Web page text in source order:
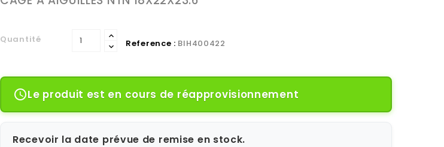
Quantité Reference : BIH400422
Le produit est en cours de réapprovisionnement
Recevoir la date prévue de remise en stock.